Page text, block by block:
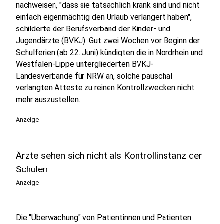
nachweisen, "dass sie tatsächlich krank sind und nicht
einfach eigenmächtig den Urlaub verlängert haben",
schilderte der Berufsverband der Kinder- und
Jugendärzte (BVKJ). Gut zwei Wochen vor Beginn der
Schulferien (ab 22. Juni) kündigten die in Nordrhein und
Westfalen-Lippe untergliederten BVKJ-
Landesverbände für NRW an, solche pauschal
verlangten Atteste zu reinen Kontrollzwecken nicht
mehr auszustellen.
Anzeige
Ärzte sehen sich nicht als Kontrollinstanz der
Schulen
Anzeige
Die "Überwachung" von Patientinnen und Patienten